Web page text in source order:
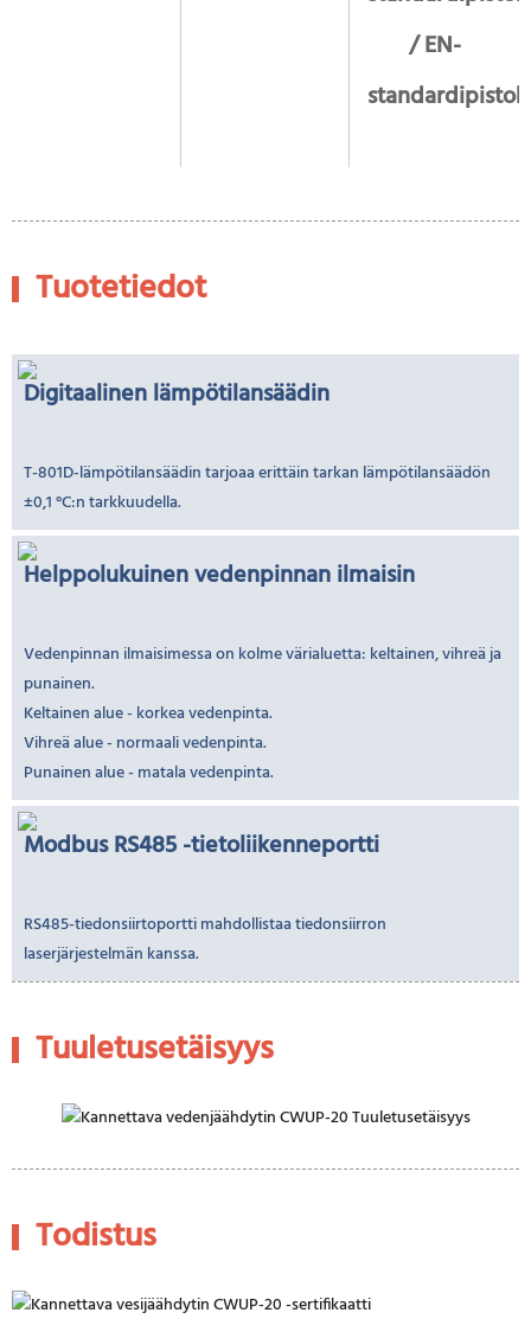
/ EN-
Tuotetiedot
Digitaalinen lämpötilansäädin
T-801D-lämpötilansäädin tarjoaa erittäin tarkan lämpötilansäädön
±0,1 °C:n tarkkuudella.
Helppolukuinen vedenpinnan ilmaisin
Vedenpinnan ilmaisimessa on kolme värialuetta: keltainen, vihreä ja
punainen.
Keltainen alue - korkea vedenpinta.
Vihreä alue - normaali vedenpinta.
Punainen alue - matala vedenpinta.
Modbus RS485 -tietoliikenneportti
RS485-tiedonsiirtoportti mahdollistaa tiedonsiirron
laserjärjestelmän kanssa.
Tuuletusetäisyys
Todistus